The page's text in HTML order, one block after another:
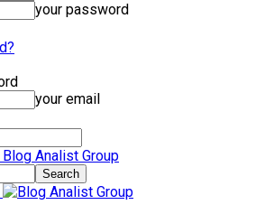
your password
your email
Blog Analist Group